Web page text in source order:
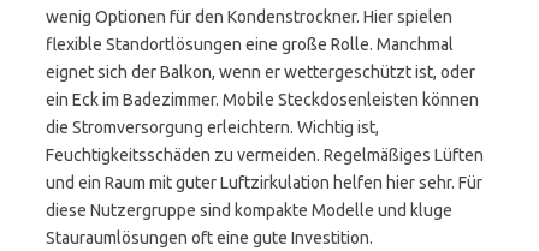
wenig Optionen für den Kondenstrockner. Hier spielen
flexible Standortlösungen eine große Rolle. Manchmal
eignet sich der Balkon, wenn er wettergeschützt ist, oder
ein Eck im Badezimmer. Mobile Steckdosenleisten können
die Stromversorgung erleichtern. Wichtig ist,
Feuchtigkeitsschäden zu vermeiden. Regelmäßiges Lüften
und ein Raum mit guter Luftzirkulation helfen hier sehr. Für
diese Nutzergruppe sind kompakte Modelle und kluge
Stauraumlösungen oft eine gute Investition.